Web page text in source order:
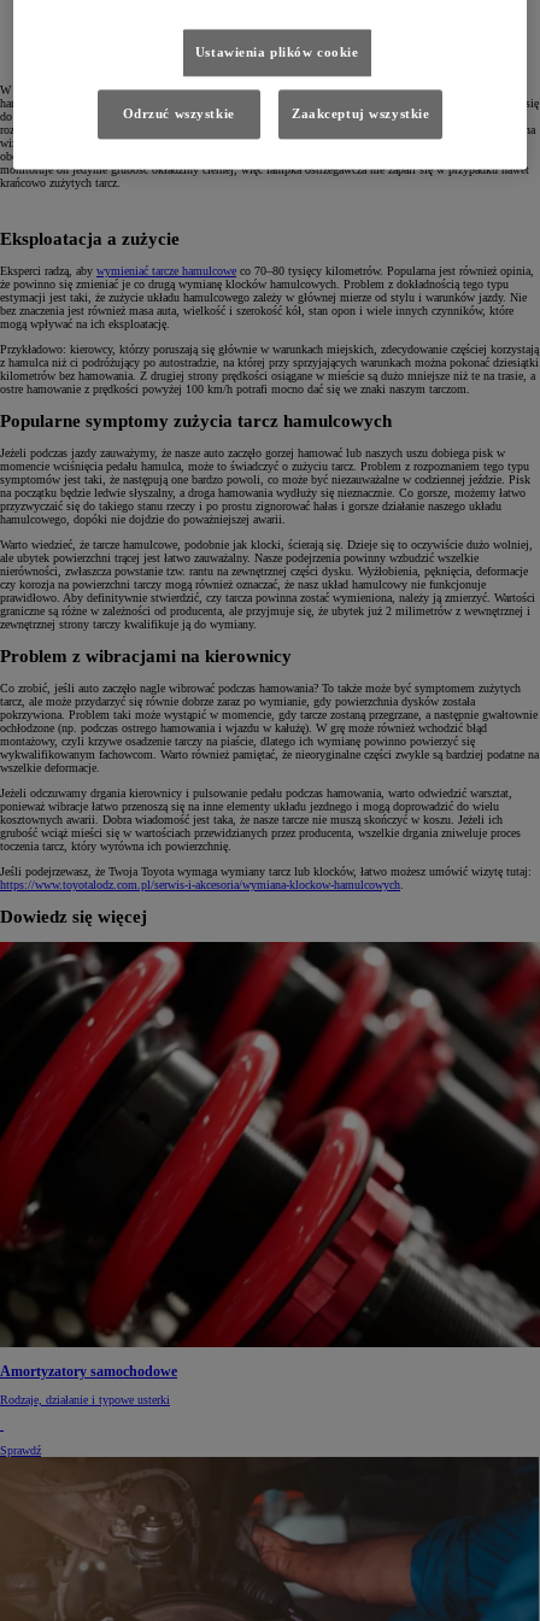
W niektórych autach możemy spotkać jeszcze jeden niezwykle przydatny element – czujnik zużycia klocków
hamulcowych, który jest osadzony wewnątrz okładziny ciernej. W momencie, gdy klocek hamulcowy ściera się
do wartości granicznej, czujnik nawiązuje kontakt z tarczą i wysyła sygnał informujący o zużyciu, a na desce
rozdzielczej lub w systemie auta pojawia się odpowiedni komunikat informujący kierowcę, że nadszedł czas na
wizytę w serwisie. Jest to niezwykle wygodny i przydatny wynalazek, który zwalnia kierowcę z częstego
obowiązku sprawdzania stanu hamulców oraz wypatrywania popularnych symptomów ich zużycia. Niestety
monitoruje on jedynie grubość okładziny ciernej, więc lampka ostrzegawcza nie zapali się w przypadku nawet
krańcowo zużytych tarcz.
Eksploatacja a zużycie
Eksperci radzą, aby wymieniać tarcze hamulcowe co 70–80 tysięcy kilometrów. Popularna jest również opinia,
że powinno się zmieniać je co drugą wymianę klocków hamulcowych. Problem z dokładnością tego typu
estymacji jest taki, że zużycie układu hamulcowego zależy w głównej mierze od stylu i warunków jazdy. Nie
bez znaczenia jest również masa auta, wielkość i szerokość kół, stan opon i wiele innych czynników, które
mogą wpływać na ich eksploatację.
Przykładowo: kierowcy, którzy poruszają się głównie w warunkach miejskich, zdecydowanie częściej korzystają
z hamulca niż ci podróżujący po autostradzie, na której przy sprzyjających warunkach można pokonać dziesiątki
kilometrów bez hamowania. Z drugiej strony prędkości osiągane w mieście są dużo mniejsze niż te na trasie, a
ostre hamowanie z prędkości powyżej 100 km/h potrafi mocno dać się we znaki naszym tarczom.
Popularne symptomy zużycia tarcz hamulcowych
Jeżeli podczas jazdy zauważymy, że nasze auto zaczęło gorzej hamować lub naszych uszu dobiega pisk w
momencie wciśnięcia pedału hamulca, może to świadczyć o zużyciu tarcz. Problem z rozpoznaniem tego typu
symptomów jest taki, że następują one bardzo powoli, co może być niezauważalne w codziennej jeździe. Pisk
na początku będzie ledwie słyszalny, a droga hamowania wydłuży się nieznacznie. Co gorsze, możemy łatwo
przyzwyczaić się do takiego stanu rzeczy i po prostu zignorować hałas i gorsze działanie naszego układu
hamulcowego, dopóki nie dojdzie do poważniejszej awarii.
Warto wiedzieć, że tarcze hamulcowe, podobnie jak klocki, ścierają się. Dzieje się to oczywiście dużo wolniej,
ale ubytek powierzchni trącej jest łatwo zauważalny. Nasze podejrzenia powinny wzbudzić wszelkie
nierówności, zwłaszcza powstanie tzw. rantu na zewnętrznej części dysku. Wyżłobienia, pęknięcia, deformacje
czy korozja na powierzchni tarczy mogą również oznaczać, że nasz układ hamulcowy nie funkcjonuje
prawidłowo. Aby definitywnie stwierdzić, czy tarcza powinna zostać wymieniona, należy ją zmierzyć. Wartości
graniczne są różne w zależności od producenta, ale przyjmuje się, że ubytek już 2 milimetrów z wewnętrznej i
zewnętrznej strony tarczy kwalifikuje ją do wymiany.
Problem z wibracjami na kierownicy
Co zrobić, jeśli auto zaczęło nagle wibrować podczas hamowania? To także może być symptomem zużytych
tarcz, ale może przydarzyć się równie dobrze zaraz po wymianie, gdy powierzchnia dysków została
pokrzywiona. Problem taki może wystąpić w momencie, gdy tarcze zostaną przegrzane, a następnie gwałtownie
ochłodzone (np. podczas ostrego hamowania i wjazdu w kałużę). W grę może również wchodzić błąd
montażowy, czyli krzywe osadzenie tarczy na piaście, dlatego ich wymianę powinno powierzyć się
wykwalifikowanym fachowcom. Warto również pamiętać, że nieoryginalne części zwykle są bardziej podatne na
wszelkie deformacje.
Jeżeli odczuwamy drgania kierownicy i pulsowanie pedału podczas hamowania, warto odwiedzić warsztat,
ponieważ wibracje łatwo przenoszą się na inne elementy układu jezdnego i mogą doprowadzić do wielu
kosztownych awarii. Dobra wiadomość jest taka, że nasze tarcze nie muszą skończyć w koszu. Jeżeli ich
grubość wciąż mieści się w wartościach przewidzianych przez producenta, wszelkie drgania zniweluje proces
toczenia tarcz, który wyrówna ich powierzchnię.
Jeśli podejrzewasz, że Twoja Toyota wymaga wymiany tarcz lub klocków, łatwo możesz umówić wizytę tutaj:
https://www.toyotalodz.com.pl/serwis-i-akcesoria/wymiana-klockow-hamulcowych
Dowiedz się więcej
Amortyzatory samochodowe
Rodzaje, działanie i typowe usterki
Sprawdź
Ustawienia plików cookie
Odrzuć wszystkie Zaakceptuj wszystkie